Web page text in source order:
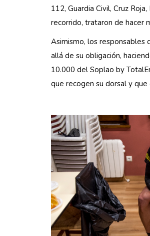
112, Guardia Civil, Cruz
recorrido, trataron de hacer
Asimismo, los
allá de su obligación,
10.000 del Soplao by
que recogen su dorsal y